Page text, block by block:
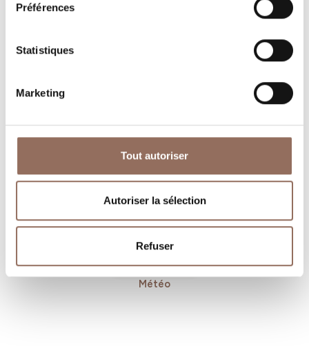
Préférences
Statistiques
Marketing
Tout autoriser
Autoriser la sélection
Refuser
Où dormir Où manger
Météo